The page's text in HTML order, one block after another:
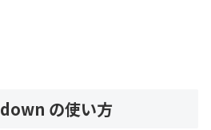
の使い方